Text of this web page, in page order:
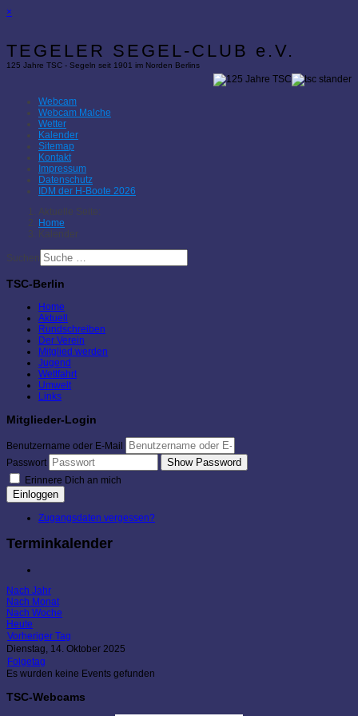
×
TEGELER SEGEL-CLUB e.V.
125 Jahre TSC - Segeln seit 1901 im Norden Berlins
Webcam
Webcam Malche
Wetter
Kalender
Sitemap
Kontakt
Impressum
Datenschutz
IDM der H-Boote 2026
Aktuelle Seite:
Home
Kalender
Suchen
TSC-Berlin
Home
Aktuell
Rundschreiben
Der Verein
Mitglied werden
Jugend
Wettfahrt
Umwelt
Links
Mitglieder-Login
Benutzername oder E-Mail
Passwort
Show Password
Erinnere Dich an mich
Einloggen
Zugangsdaten vergessen?
Terminkalender
Nach Jahr
Nach Monat
Nach Woche
Heute
Vorheriger Tag
Dienstag, 14. Oktober 2025
Folgetag
Es wurden keine Events gefunden
TSC-Webcams